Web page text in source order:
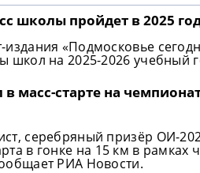
школы пройдет в 2025
«Подмосковье
школ на 2025-2026 учебный
масс-старте на
серебряный призёр ОИ-
в гонке на 15 км в
РИА Новости.